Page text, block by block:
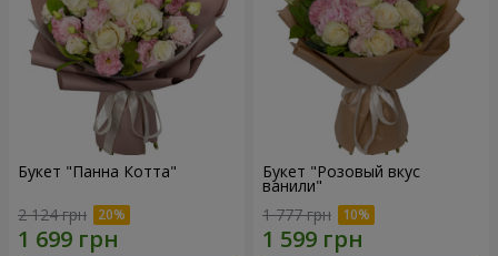
Букет "Панна Котта"
2 124 грн
Букет "Розовый вкус
ванили"
1 777 грн